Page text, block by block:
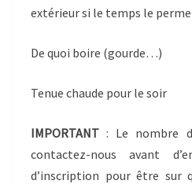
extérieur si le temps le
De quoi boire (gourde…)
Tenue chaude pour le soir
IMPORTANT : Le nombre
contactez-nous avant
d’inscription pour être sur